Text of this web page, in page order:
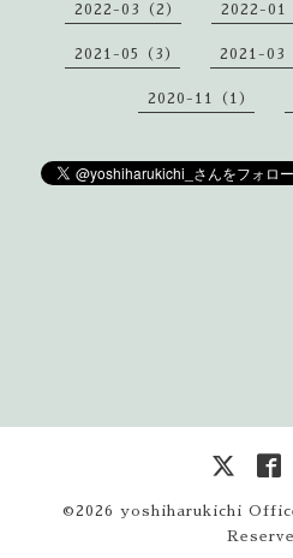
2022-03（2） 2022-01
2021-05（3） 2021-03
2020-11（1）
©2026 yoshiharukichi